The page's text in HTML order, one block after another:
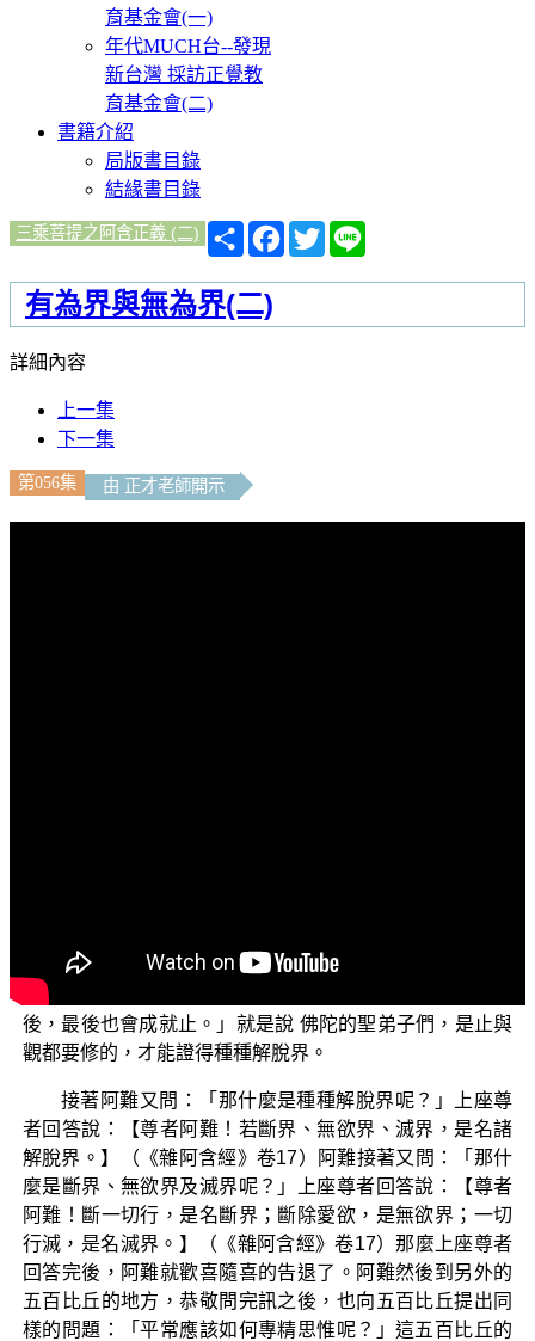
育基金會(一)
年代MUCH台--發現
新台灣 採訪正覺教
育基金會(二)
書籍介紹
局版書目錄
結緣書目錄
三乘菩提之阿含正義 (二)
分
享
Facebook
Twitter
有為界與無為界(二)
詳細內容
上一集
下一集
第056集 由 正才老師開示
惟，就是所謂的『止』與『觀』；那麼在修習、多修習了
止之後，最後會成就觀，反過來在修習、多修習了觀之
後，最後也會成就止。」就是說 佛陀的聖弟子們，是止與
觀都要修的，才能證得種種解脫界。
接著阿難又問：「那什麼是種種解脫界呢？」上座尊
者回答說：【尊者阿難！若斷界、無欲界、滅界，是名諸
解脫界。】（《雜阿含經》卷17）阿難接著又問：「那什
麼是斷界、無欲界及滅界呢？」上座尊者回答說：【尊者
阿難！斷一切行，是名斷界；斷除愛欲，是無欲界；一切
行滅，是名滅界。】（《雜阿含經》卷17）那麼上座尊者
回答完後，阿難就歡喜隨喜的告退了。阿難然後到另外的
五百比丘的地方，恭敬問完訊之後，也向五百比丘提出同
樣的問題：「平常應該如何專精思惟呢？」這五百比丘的